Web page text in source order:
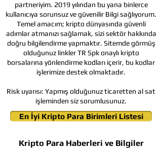
Kripto Para Haberleri ve Bilgiler
En İyi Kripto Para Birimleri Listesi
partneriyim. 2019 yılından bu yana binlerce
kullanıcıya sorunsuz ve güvenilir Bilgi sağlıyorum.
Temel amacım; kripto dünyasında güvenli
adımlar atmanızı sağlamak, sizi sektör hakkında
doğru bilgilendirme yapmaktır. Sitemde görmüş
olduğunuz linkler TR Spk onaylı kripto
borsalarına yönlendirme kodları içerir, bu kodlar
işlerimize destek olmaktadır.
Risk uyarısı: Yapmış olduğunuz ticaretten al sat
işleminden siz sorumlusunuz.